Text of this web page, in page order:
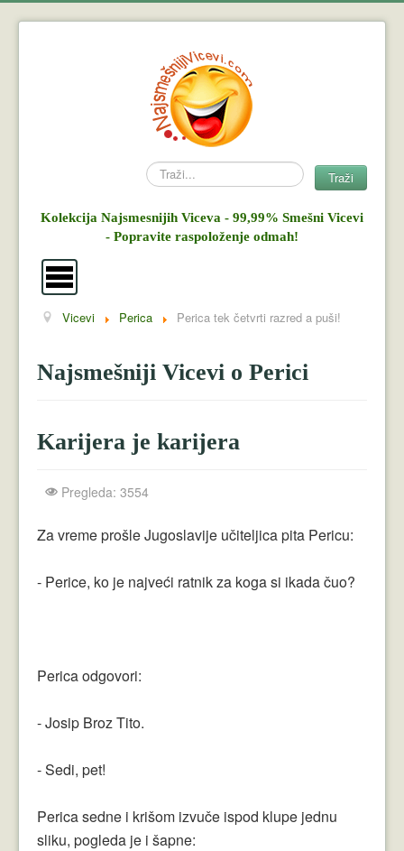
Search Traži
Kolekcija Najsmesnijih Viceva - 99,99% Smešni Vicevi
- Popravite raspoloženje odmah!
Vicevi
Mujo i Haso
Perica
Vicevi Razni
Najbolji Vicevi
Vicevi Perica Perica tek četvrti razred a puši!
Najsmešniji Vicevi o Perici
Karijera je karijera
Pregleda: 3554
Za vreme prošle Jugoslavije učiteljica pita Pericu:
- Perice, ko je najveći ratnik za koga si ikada čuo?
Perica odgovori:
- Josip Broz Tito.
- Sedi, pet!
Perica sedne i krišom izvuče ispod klupe jednu
sliku, pogleda je i šapne: